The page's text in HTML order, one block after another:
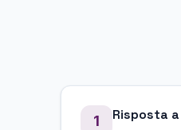
1 Risposta